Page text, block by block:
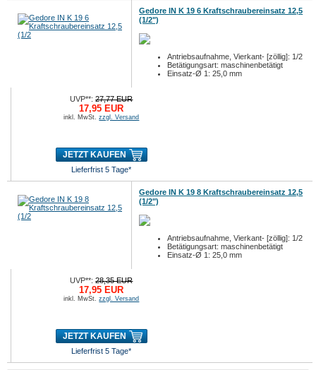
Gedore IN K 19 6 Kraftschraubereinsatz 12,5
(1/2")
Antriebsaufnahme, Vierkant- [zöllig]: 1/2
Betätigungsart: maschinenbetätigt
Einsatz-Ø 1: 25,0 mm
UVP**:27,77 EUR
17,95 EUR
inkl. MwSt.zzgl. Versand
JETZT KAUFEN
Lieferfrist 5 Tage*
Gedore IN K 19 8 Kraftschraubereinsatz 12,5
(1/2")
Antriebsaufnahme, Vierkant- [zöllig]: 1/2
Betätigungsart: maschinenbetätigt
Einsatz-Ø 1: 25,0 mm
UVP**:28,35 EUR
17,95 EUR
inkl. MwSt.zzgl. Versand
JETZT KAUFEN
Lieferfrist 5 Tage*